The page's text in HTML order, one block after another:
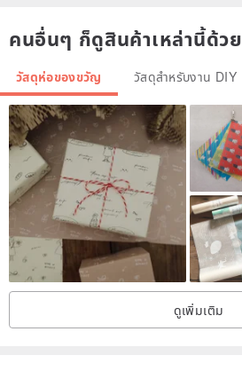
คนอื่นๆ ก็ดูสินค้าเหล่านี้ด้วย
วัสดุห่อของขวัญ วัสดุสำหรับงาน DIY
ดูเพิ่มเติม